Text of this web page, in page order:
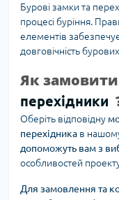
Бурові замки та
процесі буріння.
елементів
довговічність
Як
перехідники
Оберіть відповідну
перехідника в
допоможуть вам з
особливостей
Для замовлення та